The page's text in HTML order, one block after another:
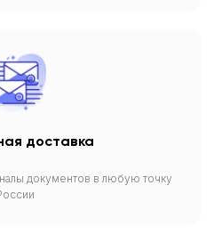
доставка
документов в любую точку